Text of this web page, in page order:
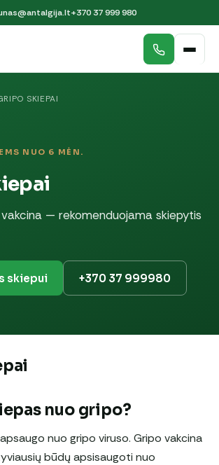
+370 37 999 980
SKIEPAI
NUO 6 MĖN.
— rekomenduojama skiepytis
skiepui +370 37 999980
nuo gripo?
nuo gripo viruso. Gripo vakcina
būdų apsisaugoti nuo